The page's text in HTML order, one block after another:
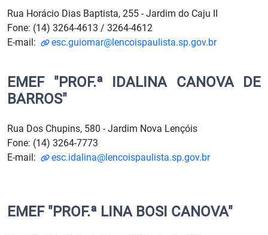
Rua Horácio Dias Baptista, 255 - Jardim do Caju II
Fone: (14) 3264-4613 / 3264-4612
E-mail:
esc.guiomar@lencoispaulista.sp.gov.br
EMEF "PROF.ª IDALINA CANOVA DE
BARROS"
Rua Dos Chupins, 580 - Jardim Nova Lençóis
Fone: (14) 3264-7773
E-mail:
esc.idalina@lencoispaulista.sp.gov.br
EMEF "PROF.ª LINA BOSI CANOVA"